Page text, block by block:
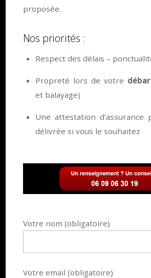
proposée.
Nos priorités :
Respect des délais –
Propreté lors de votre
et balayage)
Une attestation d’assurance
délivrée si vous le souhaitez
Votre nom (obligatoire)
Votre email (obligatoire)